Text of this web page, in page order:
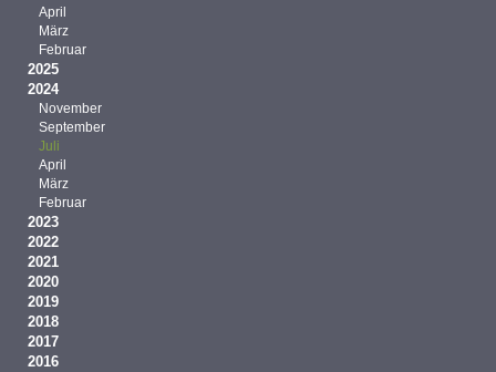
April
März
Februar
2025
2024
November
September
Juli
April
März
Februar
2023
2022
2021
2020
2019
2018
2017
2016